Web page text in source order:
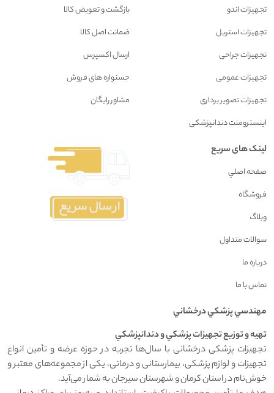
تجهیزات اندو
تجهیزات استریل
تجهیزات جراحی
تجهیزات عمومی
تجهیزات تصویر برداری
اینسترومنت دندانپزشکی
بازگشت و تعويض کالا
ضمانت اصل کالا
ارسال اکسپرس
جسنواره هاي فروش
مشاور رايگان
لینک های سریع
صفحه اصلي
فروشگاه
وبلاگ
سوالات متداول
درباره ما
تماس با ما
مهندسي پزشکي درخشاني
تهيه و توزيع تجهيزات پزشکي و دندانپزشکي
تجهیزات پزشکی درخشانی با سال‌ها تجربه در حوزه عرضه و تأمین انواع
تجهیزات و لوازم پزشکی، بیمارستانی و درمانی، یکی از مجموعه‌های معتبر و
خوش‌نام در استان کرمان و شهرستان سیرجان به شمار می‌آید.